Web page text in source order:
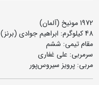
1972 مونیخ (آلمان)
48 کیلوگرم: ابراهیم جوادی (برنز)
مقام تیمی: ششم
سرمربی: علی غفاری
مربی: پرویز سیروس‌پور